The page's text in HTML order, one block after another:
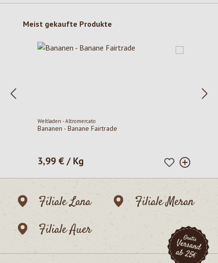
Produktgalerie überspringen
Meist gekaufte Produkte
Weltladen - Altromercato
Bananen - Banane Fairtrade
Regulärer Preis:
3,99 € / Kg
Filiale Lana
Filiale Meran
Filiale Auer